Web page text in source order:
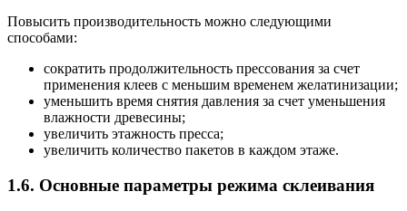
Повысить производительность можно следующими
способами:
сократить продолжительность прессования за счет
применения клеев с меньшим временем желатинизации;
уменьшить время снятия давления за счет уменьшения
влажности древесины;
увеличить этажность пресса;
увеличить количество пакетов в каждом этаже.
1.6. Основные параметры режима склеивания